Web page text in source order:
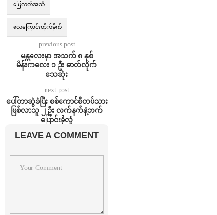
မြေလတ်အသံ
လေကြောင်းတိုက်ခိုက်
previous post
မန္တလေးမှာ အသက်‌ ‌၈ နှစ်
မိန်းကလေး ၁ ဦး ဓာတ်လိုက်
သေဆုံး
next post
ပေါ်တာဆွဲခံပြီး စစ်ကောင်စီတပ်သား
ဖြစ်လာသူ ၂ ဦး လက်နက်နဲ့ဘက်
ပြောင်းခိုလှုံ
LEAVE A COMMENT